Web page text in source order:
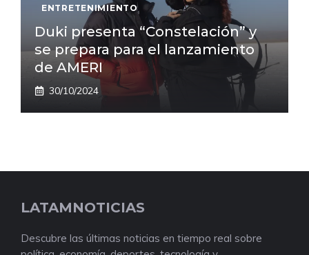
ENTRETENIMIENTO
Duki presenta “Constelación” y
se prepara para el lanzamiento
de AMERI
30/10/2024
LATAMNOTICIAS
Descubre las últimas noticias en tiempo real sobre